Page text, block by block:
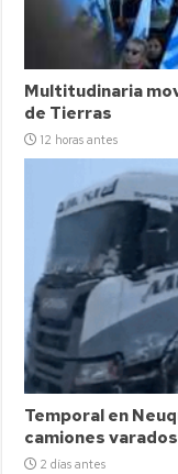
Multitudinaria
de Tierras
12 horas antes
Temporal en
camiones varados
2 días antes